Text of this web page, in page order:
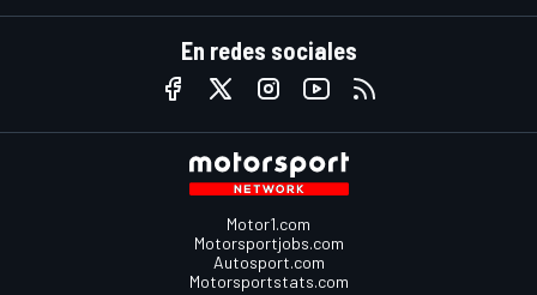
En redes sociales
Motor1.com
Motorsportjobs.com
Autosport.com
Motorsportstats.com